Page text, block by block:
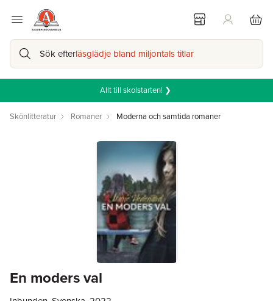
Sök efterläsglädje bland miljontals titlar
Allt till skolstarten! ❯
Skönlitteratur Romaner Moderna och samtida romaner
En moders val